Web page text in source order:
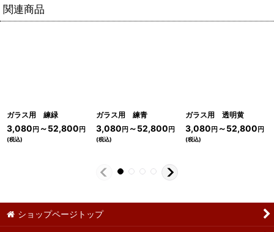
関連商品
ガラス用 練緑
3,080 円 ～52,800 円
(税込)
ガラス用 練青
3,080 円 ～52,800 円
(税込)
ガラス用 透明黄
3,080 円 ～52,800 円
(税込)
ショップページトップ